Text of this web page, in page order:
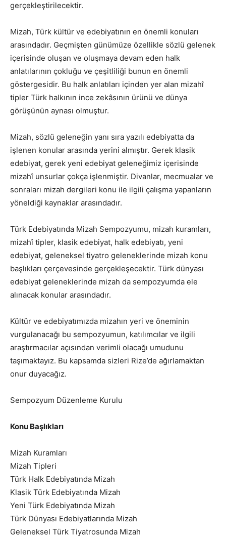
gerçekleştirilecektir.
Mizah, Türk kültür ve edebiyatının en önemli konuları
arasındadır. Geçmişten günümüze özellikle sözlü gelenek
içerisinde oluşan ve oluşmaya devam eden halk
anlatılarının çokluğu ve çeşitliliği bunun en önemli
göstergesidir. Bu halk anlatıları içinden yer alan mizahî
tipler Türk halkının ince zekâsının ürünü ve dünya
görüşünün aynası olmuştur.
Mizah, sözlü geleneğin yanı sıra yazılı edebiyatta da
işlenen konular arasında yerini almıştır. Gerek klasik
edebiyat, gerek yeni edebiyat geleneğimiz içerisinde
mizahî unsurlar çokça işlenmiştir. Divanlar, mecmualar ve
sonraları mizah dergileri konu ile ilgili çalışma yapanların
yöneldiği kaynaklar arasındadır.
Türk Edebiyatında Mizah Sempozyumu, mizah kuramları,
mizahî tipler, klasik edebiyat, halk edebiyatı, yeni
edebiyat, geleneksel tiyatro geleneklerinde mizah konu
başlıkları çerçevesinde gerçekleşecektir. Türk dünyası
edebiyat geleneklerinde mizah da sempozyumda ele
alınacak konular arasındadır.
Kültür ve edebiyatımızda mizahın yeri ve öneminin
vurgulanacağı bu sempozyumun, katılımcılar ve ilgili
araştırmacılar açısından verimli olacağı umudunu
taşımaktayız. Bu kapsamda sizleri Rize’de ağırlamaktan
onur duyacağız.
Sempozyum Düzenleme Kurulu
Konu Başlıkları
Mizah Kuramları
Mizah Tipleri
Türk Halk Edebiyatında Mizah
Klasik Türk Edebiyatında Mizah
Yeni Türk Edebiyatında Mizah
Türk Dünyası Edebiyatlarında Mizah
Geleneksel Türk Tiyatrosunda Mizah